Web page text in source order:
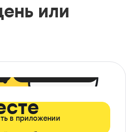
или
в приложении